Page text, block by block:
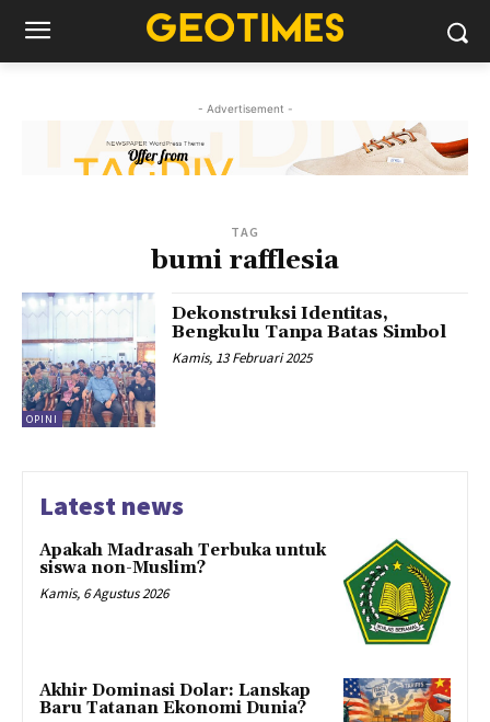
- Advertisement -
TAG
bumi rafflesia
OPINI
Dekonstruksi Identitas,
Bengkulu Tanpa Batas Simbol
Kamis, 13 Februari 2025
Latest news
Apakah Madrasah Terbuka untuk
siswa non-Muslim?
Kamis, 6 Agustus 2026
Akhir Dominasi Dolar: Lanskap
Baru Tatanan Ekonomi Dunia?